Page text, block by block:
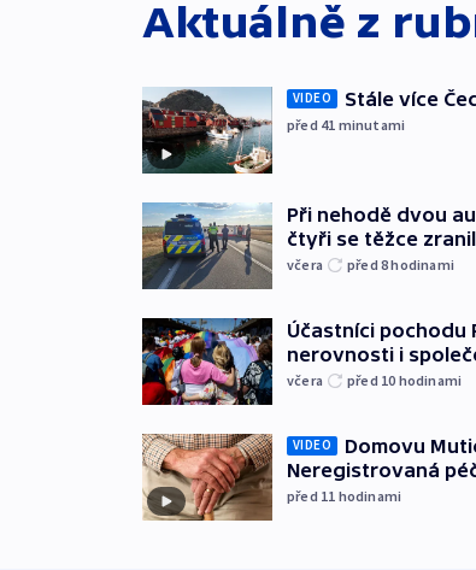
Aktuálně z
VIDEO Stále více
před 41 minutami
Při nehodě dvou
čtyři se těžce
včera před 8hodinami
Účastníci pochodu
nerovnosti i
včera před 10 hodinami
VIDEO
Domovu
Neregistrovaná
před 11 hodinami